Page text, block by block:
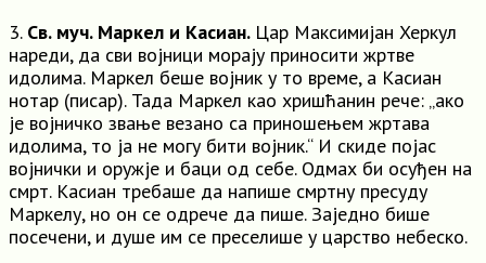
3. Св. муч. Маркел и Касиан. Цар Максимијан Херкул
нареди, да сви војници морају приносити жртве
идолима. Маркел беше војник у то време, а Касиан
нотар (писар). Тада Маркел као хришћанин рече: „ако
је војничко звање везано са приношењем жртава
идолима, то ја не могу бити војник.“ И скиде појас
војнички и оружје и баци од себе. Одмах би осуђен на
смрт. Касиан требаше да напише смртну пресуду
Маркелу, но он се одрече да пише. Заједно бише
посечени, и душе им се преселише у царство небеско.